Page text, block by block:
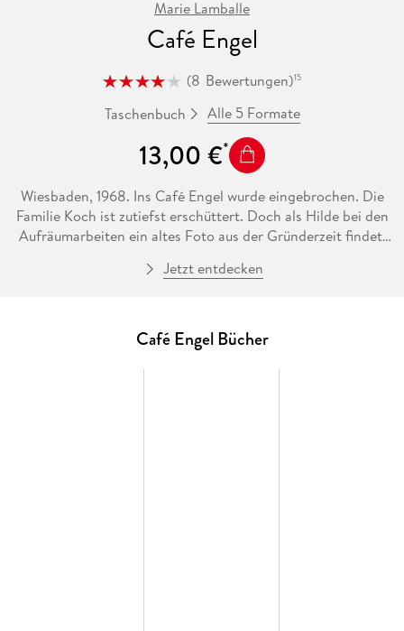
Marie Lamballe
Café Engel
(8 Bewertungen)15
Taschenbuch Alle 5 Formate
13,00 €
Wiesbaden, 1968. Ins Café Engel wurde eingebrochen. Die
Familie Koch ist zutiefst erschüttert. Doch als Hilde bei den
Aufräumarbeiten ein altes Foto aus der Gründerzeit findet,
Jahre alt - und das muss gefeiert werden! Doch die
gesundheitlichen Problemen kämpft, verliert sich ihr Sohn
Andi in Frankfurt in den Wirren der 68er-Bewegung, wo er in
Claudia seine große Liebe findet. Als plötzlich seine
Jetzt entdecken
Café Engel Bücher